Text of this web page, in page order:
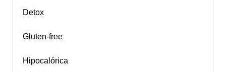
Detox
Gluten‑free
Hipocalórica